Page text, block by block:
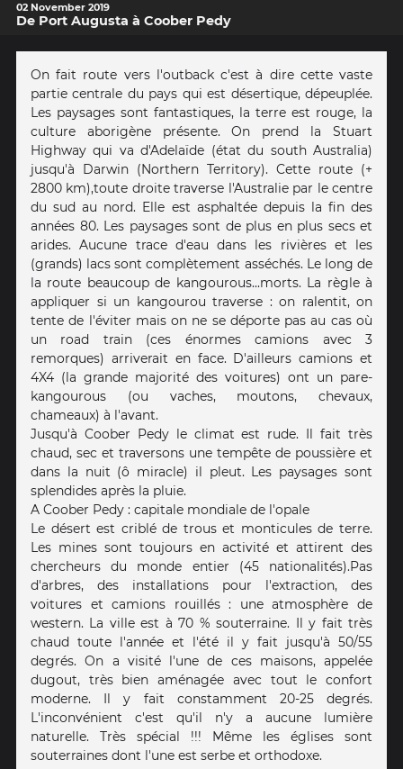
02 November 2019
De Port Augusta à Coober Pedy
On fait route vers l'outback c'est à dire cette vaste
partie centrale du pays qui est désertique, dépeuplée.
Les paysages sont fantastiques, la terre est rouge, la
culture aborigène présente. On prend la Stuart
Highway qui va d'Adelaïde (état du south Australia)
jusqu'à Darwin (Northern Territory). Cette route (+
2800 km),toute droite traverse l'Australie par le centre
du sud au nord. Elle est asphaltée depuis la fin des
années 80. Les paysages sont de plus en plus secs et
arides. Aucune trace d'eau dans les rivières et les
(grands) lacs sont complètement asséchés. Le long de
la route beaucoup de kangourous...morts. La règle à
appliquer si un kangourou traverse : on ralentit, on
tente de l'éviter mais on ne se déporte pas au cas où
un road train (ces énormes camions avec 3
remorques) arriverait en face. D'ailleurs camions et
4X4 (la grande majorité des voitures) ont un pare-
kangourous (ou vaches, moutons, chevaux,
chameaux) à l'avant.
Jusqu'à Coober Pedy le climat est rude. Il fait très
chaud, sec et traversons une tempête de poussière et
dans la nuit (ô miracle) il pleut. Les paysages sont
splendides après la pluie.
A Coober Pedy : capitale mondiale de l'opale
Le désert est criblé de trous et monticules de terre.
Les mines sont toujours en activité et attirent des
chercheurs du monde entier (45 nationalités).Pas
d'arbres, des installations pour l'extraction, des
voitures et camions rouillés : une atmosphère de
western. La ville est à 70 % souterraine. Il y fait très
chaud toute l'année et l'été il y fait jusqu'à 50/55
degrés. On a visité l'une de ces maisons, appelée
dugout, très bien aménagée avec tout le confort
moderne. Il y fait constamment 20-25 degrés.
L'inconvénient c'est qu'il n'y a aucune lumière
naturelle. Très spécial !!! Même les églises sont
souterraines dont l'une est serbe et orthodoxe.